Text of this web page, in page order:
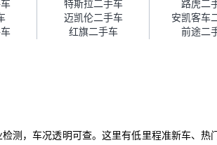
特斯拉二手车 路虎二
迈凯伦二手车 安凯客车
红旗二手车 前途二
测，车况透明可查。这里有低里程准新车、